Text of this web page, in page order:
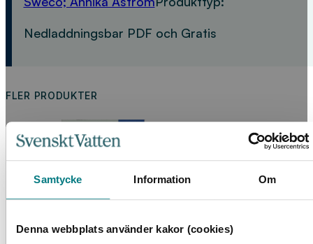
Samtycke Information Om
Denna webbplats använder kakor (cookies)
Nedladdningsbar PDF och Gratis
FLER PRODUKTER